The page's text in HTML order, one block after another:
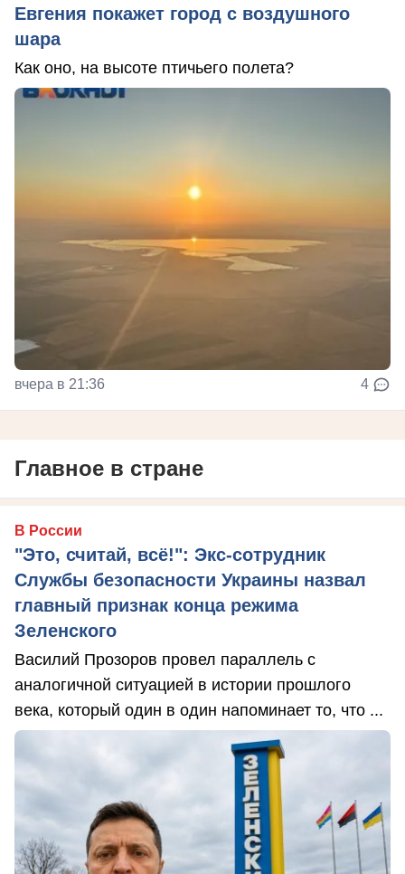
Евгения покажет город с воздушного
шара
Как оно, на высоте птичьего полета?
вчера в 21:36 4
Главное в стране
В России
"Это, считай, всё!": Экс-сотрудник
Службы безопасности Украины назвал
главный признак конца режима
Зеленского
Василий Прозоров провел параллель с
аналогичной ситуацией в истории прошлого
века, который один в один напоминает то, что ...